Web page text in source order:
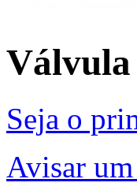
Seja o
Avisar